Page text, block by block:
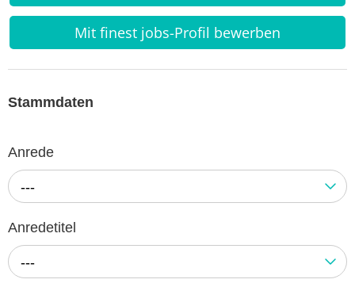
Mit finest jobs-Profil bewerben
Stammdaten
Anrede
---
Anredetitel
---